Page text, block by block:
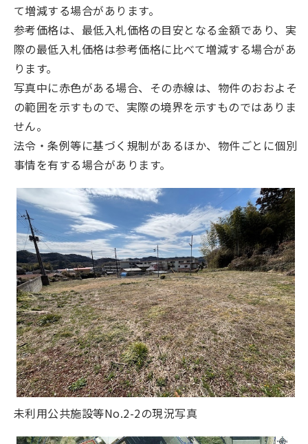
て増減する場合があります。
参考価格は、最低入札価格の目安となる金額であり、実
際の最低入札価格は参考価格に比べて増減する場合があ
ります。
写真中に赤色がある場合、その赤線は、物件のおおよそ
の範囲を示すもので、実際の境界を示すものではありま
せん。
法令・条例等に基づく規制があるほか、物件ごとに個別
事情を有する場合があります。
未利用公共施設等No.2-2の現況写真